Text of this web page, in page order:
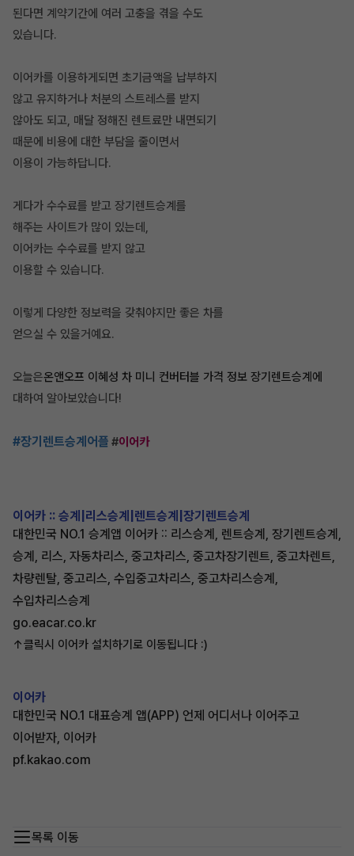
된다면 계약기간에 여러 고충을 겪을 수도
있습니다.
이어카를 이용하게되면 초기금액을 납부하지
않고 유지하거나 처분의 스트레스를 받지
않아도 되고, 매달 정해진 렌트료만 내면되기
때문에 비용에 대한 부담을 줄이면서
이용이 가능하답니다.
게다가 수수료를 받고 장기렌트승계를
해주는 사이트가 많이 있는데,
이어카는 수수료를 받지 않고
이용할 수 있습니다.
이렇게 다양한 정보력을 갖춰야지만 좋은 차를
얻으실 수 있을거예요.
오늘은온앤오프 이혜성 차 미니 컨버터블 가격 정보 장기렌트승계에
대하여 알아보았습니다!
#장기렌트승계어플 #이어카
이어카 :: 승계|리스승계|렌트승계|장기렌트승계
대한민국 NO.1 승계앱 이어카 :: 리스승계, 렌트승계, 장기렌트승계,
승계, 리스, 자동차리스, 중고차리스, 중고차장기렌트, 중고차렌트,
차량렌탈, 중고리스, 수입중고차리스, 중고차리스승계,
수입차리스승계
go.eacar.co.kr
↑클릭시 이어카 설치하기로 이동됩니다 :)
이어카
대한민국 NO.1 대표승계 앱(APP) 언제 어디서나 이어주고
이어받자, 이어카
pf.kakao.com
목록 이동